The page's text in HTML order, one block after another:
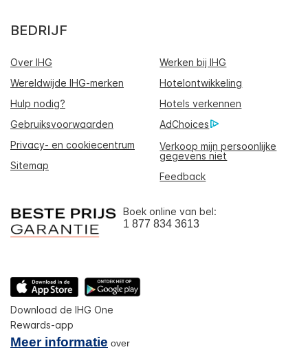
BEDRIJF
Over IHG
Werken bij IHG
Wereldwijde IHG-merken
Hotelontwikkeling
Hulp nodig?
Hotels verkennen
Gebruiksvoorwaarden
AdChoices
Privacy- en cookiecentrum
Verkoop mijn persoonlijke
gegevens niet
Sitemap
Feedback
Boek online van bel:
1 877 834 3613
Download de IHG One
Rewards-app
Meer informatie over